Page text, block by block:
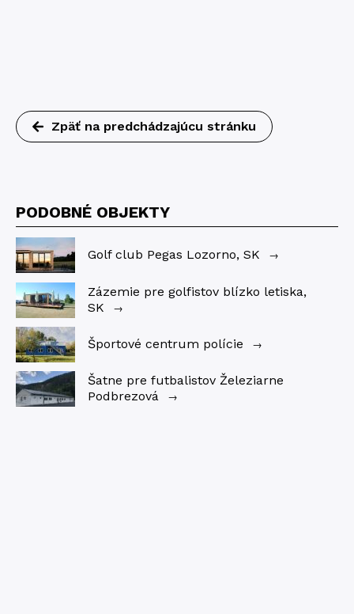
Zpäť na predchádzajúcu stránku
PODOBNÉ OBJEKTY
Golf club Pegas Lozorno, SK →
Zázemie pre golfistov blízko letiska,
SK
→
Športové centrum polície →
Šatne pre futbalistov Železiarne
Podbrezová
→